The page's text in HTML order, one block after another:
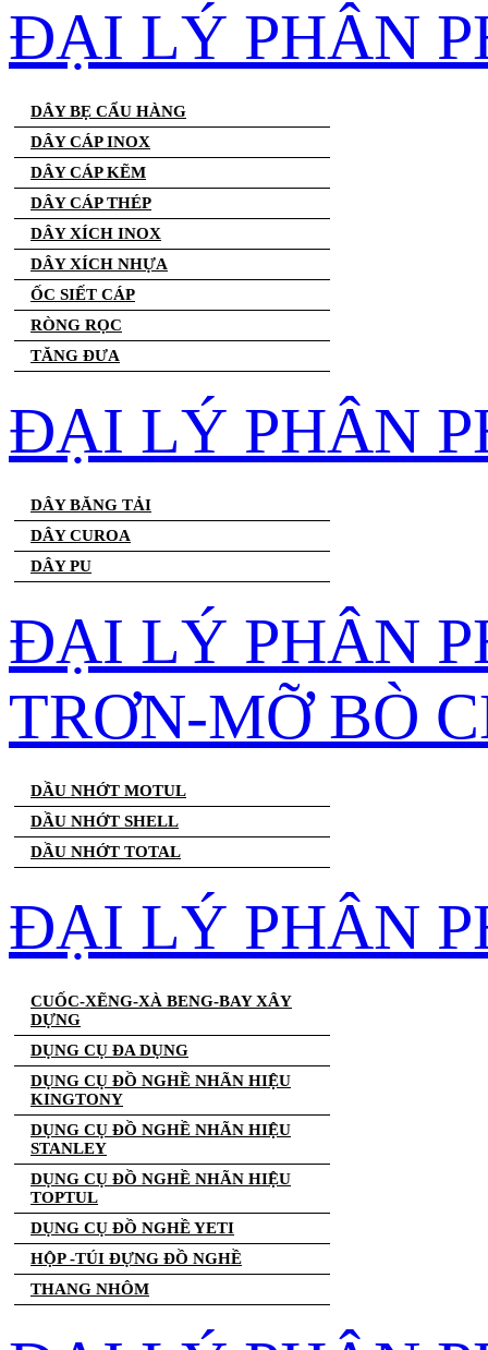
ĐẠI LÝ PHÂN
DÂY BẸ CẨU HÀNG
DÂY CÁP INOX
DÂY CÁP KẼM
DÂY CÁP THÉP
DÂY XÍCH INOX
DÂY XÍCH NHỰA
ỐC SIẾT CÁP
RÒNG RỌC
TĂNG ĐƯA
ĐẠI LÝ PHÂN
DÂY BĂNG TẢI
DÂY CUROA
DÂY PU
ĐẠI LÝ PHÂN
TRƠN-MỠ BÒ
DẦU NHỚT MOTUL
DẦU NHỚT SHELL
DẦU NHỚT TOTAL
ĐẠI LÝ PHÂN
CUỐC-XẼNG-XÀ BENG-BAY XÂY
DỰNG
DỤNG CỤ ĐA DỤNG
DỤNG CỤ ĐỒ NGHỀ NHÃN HIỆU
KINGTONY
DỤNG CỤ ĐỒ NGHỀ NHÃN HIỆU
STANLEY
DỤNG CỤ ĐỒ NGHỀ NHÃN HIỆU
TOPTUL
DỤNG CỤ ĐỒ NGHỀ YETI
HỘP -TÚI ĐỰNG ĐỒ NGHỀ
THANG NHÔM